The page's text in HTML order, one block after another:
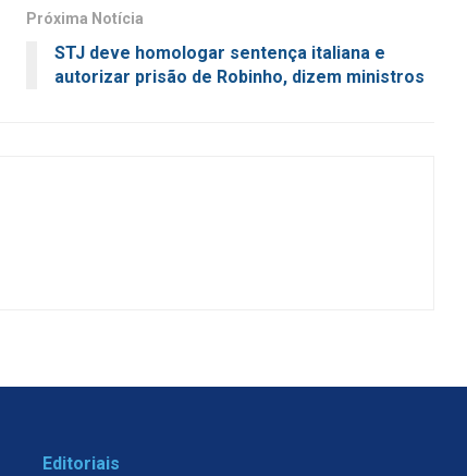
Próxima Notícia
STJ deve homologar sentença italiana e
autorizar prisão de Robinho, dizem ministros
Editoriais